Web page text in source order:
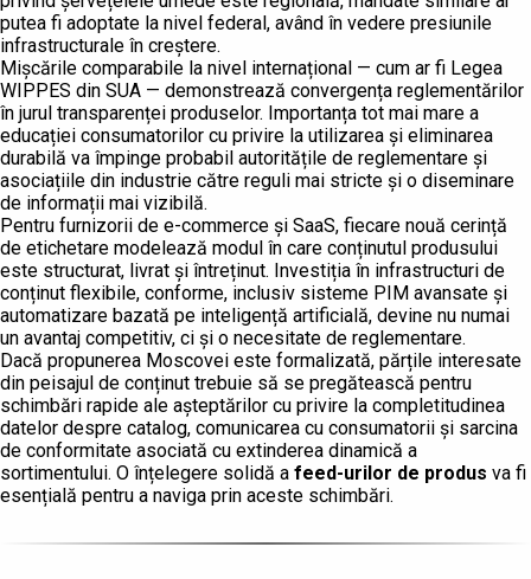
putea fi adoptate la nivel federal, având în vedere presiunile
infrastructurale în creștere.
Mișcările comparabile la nivel internațional — cum ar fi Legea
WIPPES din SUA — demonstrează convergența reglementărilor
în jurul transparenței produselor. Importanța tot mai mare a
educației consumatorilor cu privire la utilizarea și eliminarea
durabilă va împinge probabil autoritățile de reglementare și
asociațiile din industrie către reguli mai stricte și o diseminare
de informații mai vizibilă.
Pentru furnizorii de e-commerce și SaaS, fiecare nouă cerință
de etichetare modelează modul în care conținutul produsului
este structurat, livrat și întreținut. Investiția în infrastructuri de
conținut flexibile, conforme, inclusiv sisteme PIM avansate și
automatizare bazată pe inteligență artificială, devine nu numai
un avantaj competitiv, ci și o necesitate de reglementare.
Dacă propunerea Moscovei este formalizată, părțile interesate
din peisajul de conținut trebuie să se pregătească pentru
schimbări rapide ale așteptărilor cu privire la completitudinea
datelor despre catalog, comunicarea cu consumatorii și sarcina
de conformitate asociată cu extinderea dinamică a
sortimentului. O înțelegere solidă a feed-urilor de produs va fi
esențială pentru a naviga prin aceste schimbări.